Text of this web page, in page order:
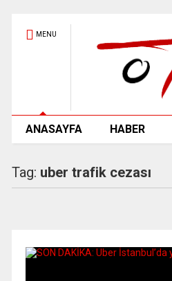
MENU
ANASAYFA HABER
Tag: uber trafik cezası